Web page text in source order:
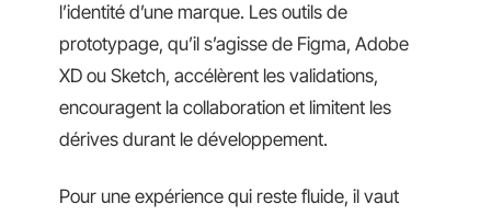
l’identité d’une marque. Les outils de
prototypage, qu’il s’agisse de Figma, Adobe
XD ou Sketch, accélèrent les validations,
encouragent la collaboration et limitent les
dérives durant le développement.
Pour une expérience qui reste fluide, il vaut